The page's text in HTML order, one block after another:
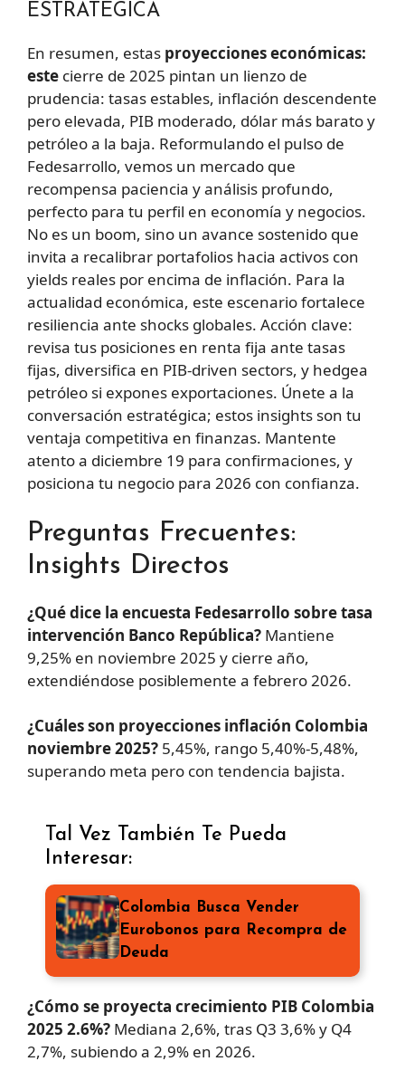
ESTRATÉGICA
En resumen, estas proyecciones económicas:
este cierre de 2025 pintan un lienzo de
prudencia: tasas estables, inflación descendente
pero elevada, PIB moderado, dólar más barato y
petróleo a la baja. Reformulando el pulso de
Fedesarrollo, vemos un mercado que
recompensa paciencia y análisis profundo,
perfecto para tu perfil en economía y negocios.
No es un boom, sino un avance sostenido que
invita a recalibrar portafolios hacia activos con
yields reales por encima de inflación. Para la
actualidad económica, este escenario fortalece
resiliencia ante shocks globales. Acción clave:
revisa tus posiciones en renta fija ante tasas
fijas, diversifica en PIB-driven sectors, y hedgea
petróleo si expones exportaciones. Únete a la
conversación estratégica; estos insights son tu
ventaja competitiva en finanzas. Mantente
atento a diciembre 19 para confirmaciones, y
posiciona tu negocio para 2026 con confianza.
Preguntas Frecuentes:
Insights Directos
¿Qué dice la encuesta Fedesarrollo sobre tasa
intervención Banco República? Mantiene
9,25% en noviembre 2025 y cierre año,
extendiéndose posiblemente a febrero 2026.
¿Cuáles son proyecciones inflación Colombia
noviembre 2025? 5,45%, rango 5,40%-5,48%,
superando meta pero con tendencia bajista.
Tal Vez También Te Pueda
Interesar:
Colombia Busca Vender
Eurobonos para Recompra de
Deuda
¿Cómo se proyecta crecimiento PIB Colombia
2025 2.6%? Mediana 2,6%, tras Q3 3,6% y Q4
2,7%, subiendo a 2,9% en 2026.